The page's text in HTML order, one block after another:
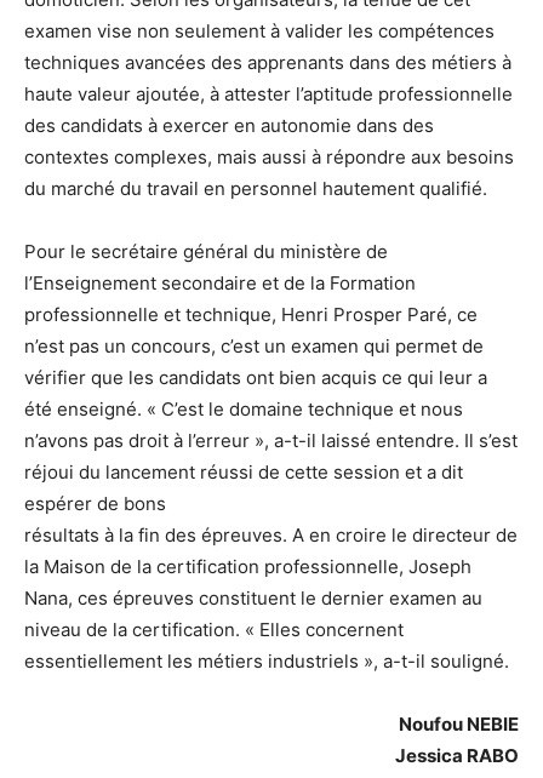
examen vise non seulement à valider les compétences
techniques avancées des apprenants dans des métiers à
haute valeur ajoutée, à attester l’aptitude professionnelle
des candidats à exercer en autonomie dans des
contextes complexes, mais aussi à répondre aux besoins
du marché du travail en personnel hautement qualifié.
Pour le secrétaire général du ministère de
l’Enseignement secondaire et de la Formation
professionnelle et technique, Henri Prosper Paré, ce
n’est pas un concours, c’est un examen qui permet de
vérifier que les candidats ont bien acquis ce qui leur a
été enseigné. « C’est le domaine technique et nous
n’avons pas droit à l’erreur », a-t-il laissé entendre. Il s’est
réjoui du lancement réussi de cette session et a dit
espérer de bons
résultats à la fin des épreuves. A en croire le directeur de
la Maison de la certification professionnelle, Joseph
Nana, ces épreuves constituent le dernier examen au
niveau de la certification. « Elles concernent
essentiellement les métiers industriels », a-t-il souligné.
Noufou NEBIE
Jessica RABO